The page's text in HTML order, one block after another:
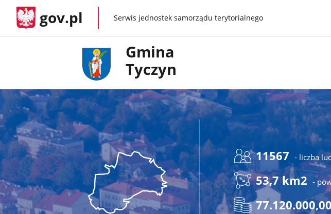
gov.pl gov.plSerwis jednostek samorządu terytorialnego
Gmina
Tyczyn
11567 - liczba
53,7 km2 -